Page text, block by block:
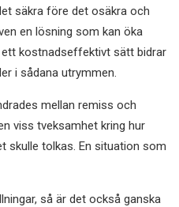
säkra före det osäkra och
en lösning som kan öka
kostnadseffektivt sätt bidrar
i sådana utrymmen.
mellan remiss och
viss tveksamhet kring hur
skulle tolkas. En situation som
så är det också ganska